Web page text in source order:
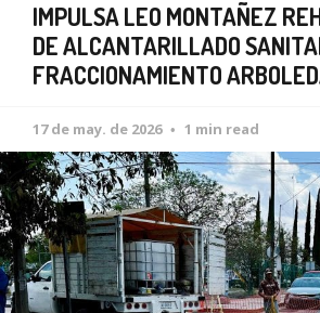
IMPULSA LEO MONTAÑEZ
DE ALCANTARILLADO
FRACCIONAMIENTO
17 de may. de 2026 1 min read